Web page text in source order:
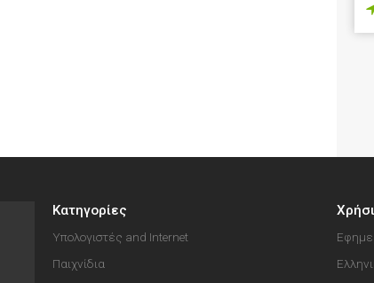
Κατηγορίες
Υπολογιστές and Internet
Παιχνίδια